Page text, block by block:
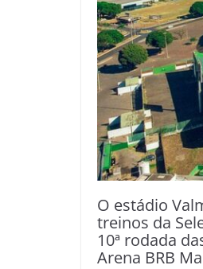
O estádio
treinos da
10ª rodada
Arena BRB